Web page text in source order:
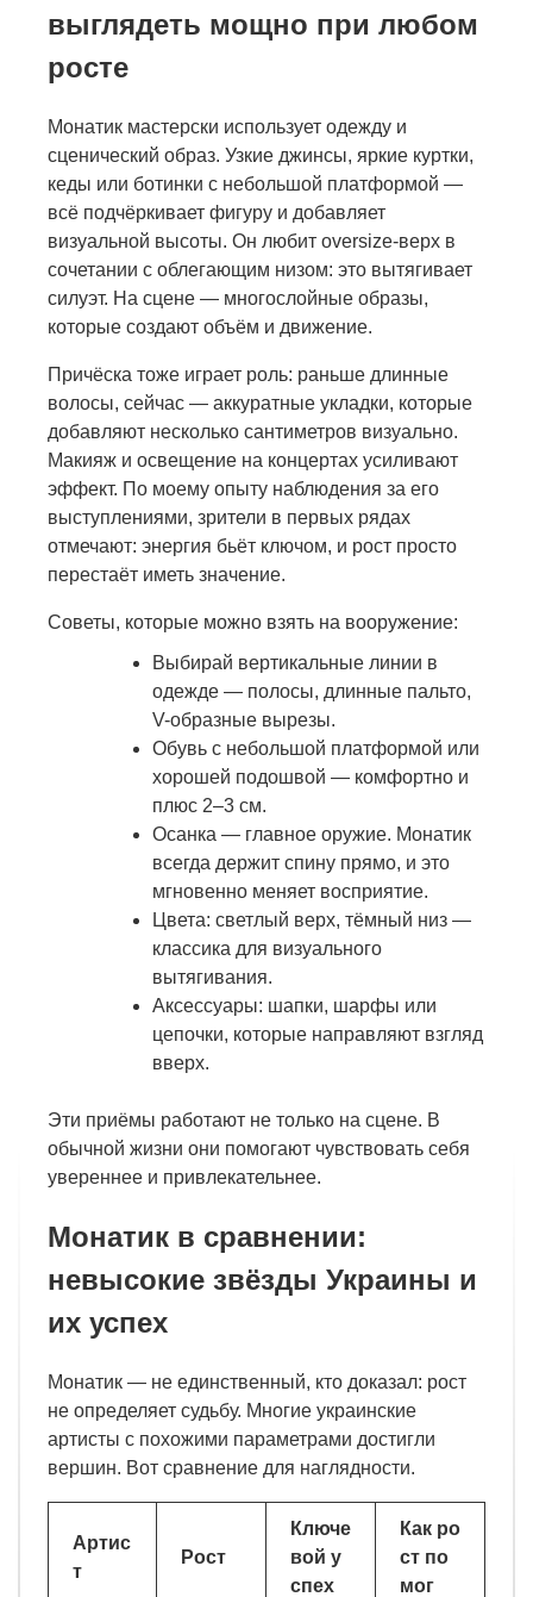
выглядеть мощно при любом
росте
Монатик мастерски использует одежду и
сценический образ. Узкие джинсы, яркие куртки,
кеды или ботинки с небольшой платформой —
всё подчёркивает фигуру и добавляет
визуальной высоты. Он любит oversize-верх в
сочетании с облегающим низом: это вытягивает
силуэт. На сцене — многослойные образы,
которые создают объём и движение.
Причёска тоже играет роль: раньше длинные
волосы, сейчас — аккуратные укладки, которые
добавляют несколько сантиметров визуально.
Макияж и освещение на концертах усиливают
эффект. По моему опыту наблюдения за его
выступлениями, зрители в первых рядах
отмечают: энергия бьёт ключом, и рост просто
перестаёт иметь значение.
Советы, которые можно взять на вооружение:
Выбирай вертикальные линии в
одежде — полосы, длинные пальто,
V-образные вырезы.
Обувь с небольшой платформой или
хорошей подошвой — комфортно и
плюс 2–3 см.
Осанка — главное оружие. Монатик
всегда держит спину прямо, и это
мгновенно меняет восприятие.
Цвета: светлый верх, тёмный низ —
классика для визуального
вытягивания.
Аксессуары: шапки, шарфы или
цепочки, которые направляют взгляд
вверх.
Эти приёмы работают не только на сцене. В
обычной жизни они помогают чувствовать себя
увереннее и привлекательнее.
Монатик в сравнении:
невысокие звёзды Украины и
их успех
Монатик — не единственный, кто доказал: рост
не определяет судьбу. Многие украинские
артисты с похожими параметрами достигли
вершин. Вот сравнение для наглядности.
Артис
т
Рост
Ключе
вой у
спех
Как ро
ст по
мог